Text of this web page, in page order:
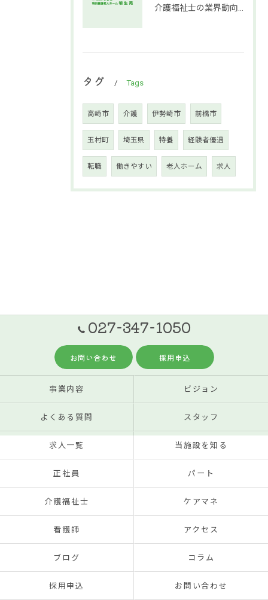
タグ Tags
高崎市 介護 伊勢崎市 前橋市
玉村町 埼玉県 特養 経験者優遇
転職 働きやすい 老人ホーム 求人
027-347-1050
お問い合わせ 採用申込
事業内容 ビジョン
よくある質問 スタッフ
求人一覧 当施設を知る
正社員 パート
介護福祉士 ケアマネ
看護師 アクセス
ブログ コラム
採用申込 お問い合わせ